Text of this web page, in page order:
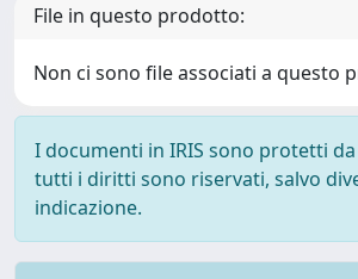
File in questo prodotto:
Non ci sono file associati a questo
I documenti in IRIS sono protetti
tutti i diritti sono riservati, salvo
indicazione.